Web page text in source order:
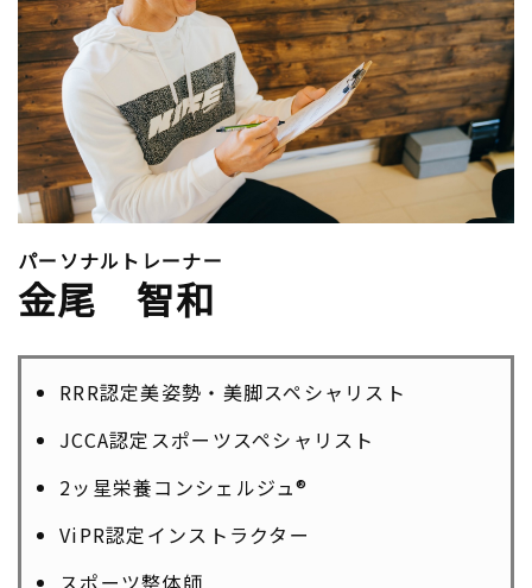
パーソナルトレーナー
金尾 智和
RRR認定美姿勢・美脚スペシャリスト
JCCA認定スポーツスペシャリスト
2ッ星栄養コンシェルジュ®
ViPR認定インストラクター